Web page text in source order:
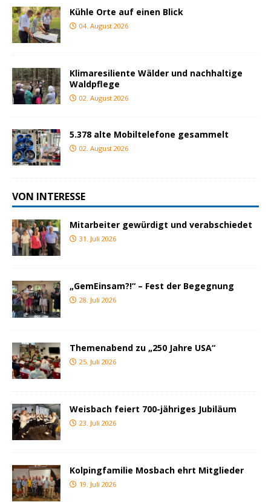
Kühle Orte auf einen Blick
04. August 2026
Klimaresiliente Wälder und nachhaltige
Waldpflege
02. August 2026
5.378 alte Mobiltelefone gesammelt
02. August 2026
VON INTERESSE
Mitarbeiter gewürdigt und verabschiedet
31. Juli 2026
„GemEinsam?!“ – Fest der Begegnung
28. Juli 2026
Themenabend zu „250 Jahre USA“
25. Juli 2026
Weisbach feiert 700-jähriges Jubiläum
23. Juli 2026
Kolpingfamilie Mosbach ehrt Mitglieder
19. Juli 2026